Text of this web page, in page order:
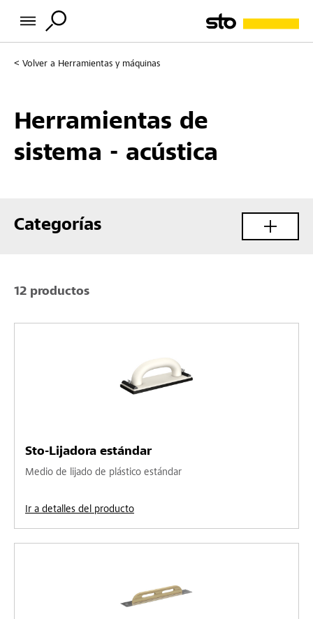
Volver a Herramientas y máquinas
Herramientas de
sistema - acústica
Categorías
12 productos
Sto-Lijadora estándar
Medio de lijado de plástico estándar
Ir a detalles del producto